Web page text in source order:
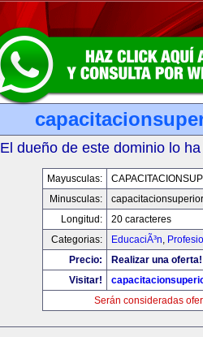
El dueño de este dominio lo
Mayusculas:
Minusculas:
Longitud:
20 caracteres
Categorias:
EducaciÃ³n,
Precio:
Realizar una oferta!
Visitar!
Serán consideradas